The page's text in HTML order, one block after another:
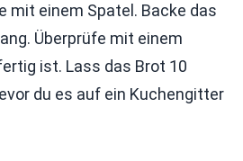
mit einem Spatel. Backe das
Überprüfe mit einem
ist. Lass das Brot 10
du es auf ein Kuchengitter